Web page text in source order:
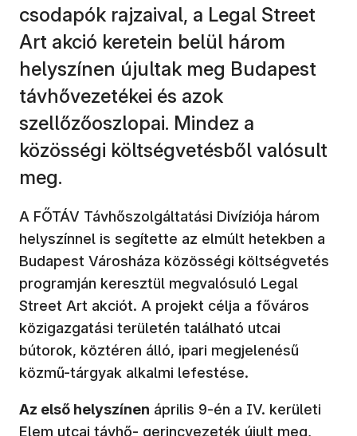
csodapók rajzaival, a Legal Street
Art akció keretein belül három
helyszínen újultak meg Budapest
távhővezetékei és azok
szellőzőoszlopai. Mindez a
közösségi költségvetésből valósult
meg.
A FŐTÁV Távhőszolgáltatási Divíziója három
helyszínnel is segítette az elmúlt hetekben a
Budapest Városháza közösségi költségvetés
programján keresztül megvalósuló Legal
Street Art akciót. A projekt célja a főváros
közigazgatási területén található utcai
bútorok, köztéren álló, ipari megjelenésű
közmű-tárgyak alkalmi lefestése.
Az első helyszínen április 9-én a IV. kerületi
Elem utcai távhő- gerincvezeték újult meg,